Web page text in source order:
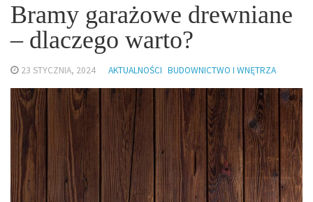
Bramy garażowe drewniane
– dlaczego warto?
23 STYCZNIA, 2024 AKTUALNOŚCI BUDOWNICTWO I WNĘTRZA